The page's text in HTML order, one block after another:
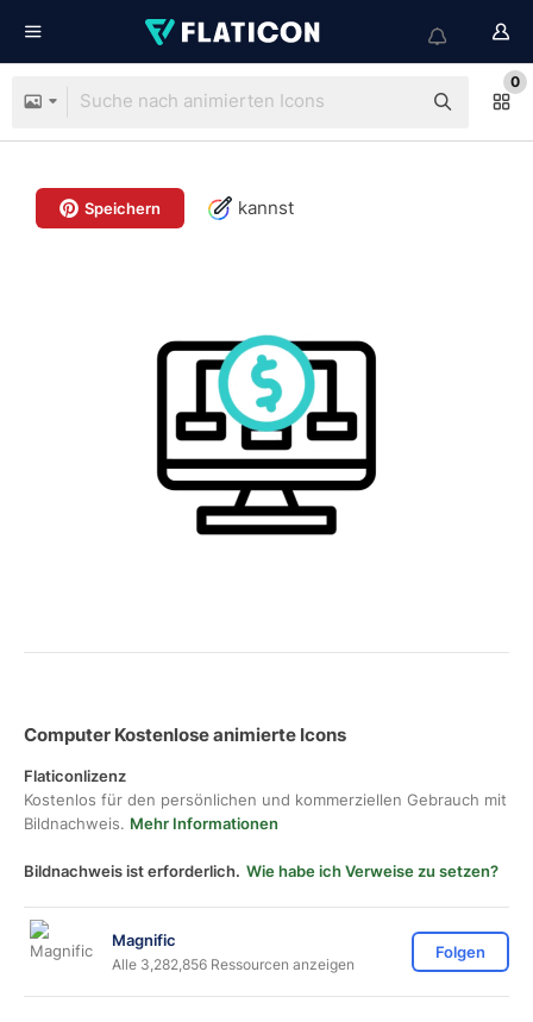
0
Speichern kannst
Computer Kostenlose animierte Icons
Flaticonlizenz
Kostenlos für den persönlichen und kommerziellen Gebrauch mit
Bildnachweis. Mehr Informationen
Bildnachweis ist erforderlich. Wie habe ich Verweise zu setzen?
Magnific
Alle 3,282,856 Ressourcen anzeigen
Folgen